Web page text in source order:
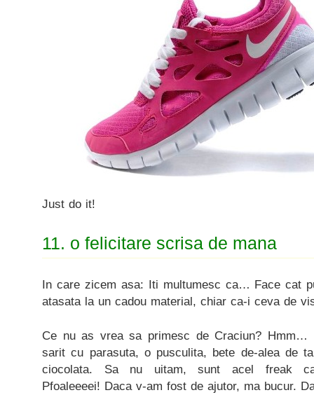
Just do it!
11. o felicitare scrisa de mana
In care zicem asa: Iti multumesc ca… Face cat
atasata la un cadou material, chiar ca-i ceva de
Ce nu as vrea sa primesc de Craciun? Hmm…
sarit cu parasuta, o pusculita, bete de-alea de
ciocolata. Sa nu uitam, sunt acel freak
Pfoaleeeei! Daca v-am fost de ajutor, ma bucur.